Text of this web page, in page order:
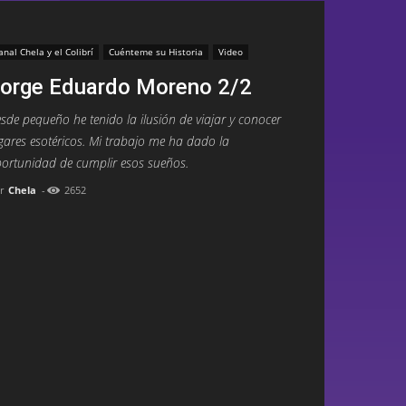
Chela y el Colibrí Cuénteme su Historia Video
Eduardo Moreno 2/2
pequeño he tenido la ilusión de viajar y conocer
esotéricos. Mi trabajo me ha dado la
de cumplir esos sueños.
Chela - 2652